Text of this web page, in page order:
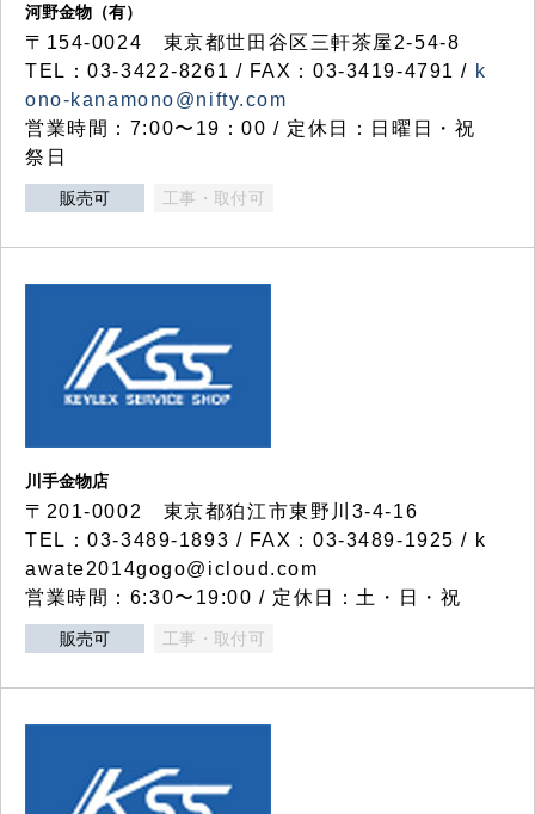
河野金物（有）
〒154-0024 東京都世田谷区三軒茶屋2-54-8
TEL：03-3422-8261 / FAX：03-3419-4791 / k
ono-kanamono@nifty.com
営業時間：7:00〜19：00 / 定休日：日曜日・祝
祭日
販売可 工事・取付可
川手金物店
〒201-0002 東京都狛江市東野川3-4-16
TEL：03-3489-1893 / FAX：03-3489-1925 / k
awate2014gogo@icloud.com
営業時間：6:30〜19:00 / 定休日：土・日・祝
販売可 工事・取付可